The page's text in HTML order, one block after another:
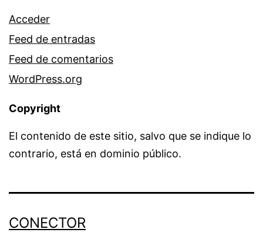
Acceder
Feed de entradas
Feed de comentarios
WordPress.org
Copyright
El contenido de este sitio, salvo que se indique lo
contrario, está en dominio público.
CONECTOR